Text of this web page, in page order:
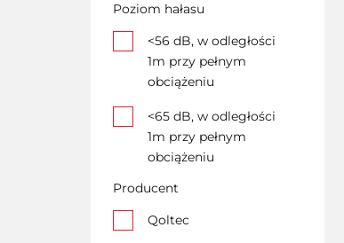
Poziom hałasu
<56 dB, w odległości
1m przy pełnym
obciążeniu
<65 dB, w odległości
1m przy pełnym
obciążeniu
Producent
Qoltec